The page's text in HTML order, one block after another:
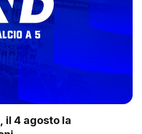
il 4 agosto la